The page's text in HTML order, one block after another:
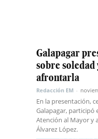
Galapagar
sobre
afrontarla
Redacción EM -
En la presentación,
Galapagar, participó
Atención al Mayor y
Álvarez López.